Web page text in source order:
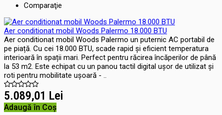
Comparaţie
Aer conditionat mobil Woods Palermo 18.000 BTU
Aer conditionat mobil Woods Palermo un puternic AC portabil de
pe piață. Cu cei 18.000 BTU, scade rapid și eficient temperatura
interioară în spații mari. Perfect pentru răcirea încăperilor de până
la 53 m2. Este echipat cu un panou tactil digital ușor de utilizat și
roti pentru mobilitate ușoară - ..
5.089,01 Lei
Adaugă în Coş